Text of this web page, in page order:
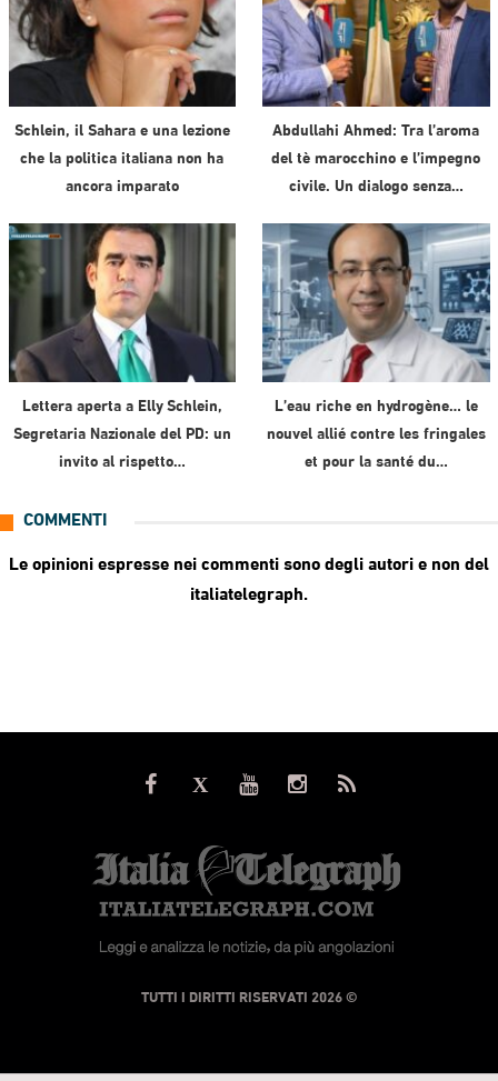
Schlein, il Sahara e una lezione
che la politica italiana non ha
ancora imparato
Abdullahi Ahmed: Tra l’aroma
del tè marocchino e l’impegno
civile. Un dialogo senza…
Lettera aperta a Elly Schlein,
Segretaria Nazionale del PD: un
invito al rispetto…
L’eau riche en hydrogène… le
nouvel allié contre les fringales
et pour la santé du…
COMMENTI
Le opinioni espresse nei commenti sono degli autori e non del
italiatelegraph.
© TUTTI I DIRITTI RISERVATI 2026